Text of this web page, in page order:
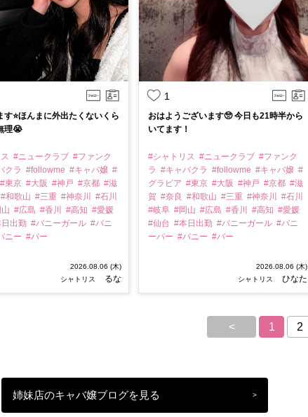
す⭐️ほんまに外出たくないくら
理😭
#ニュークラブ #ファンク
クラ #followme #キャバ嬢 #
#東京 #大阪 #神戸 #京都 #滋
#和歌山 #三重 #神奈川
#石川
#広島 #香川 #高知 #愛媛
出勤 #バニーガール #バニ
ニー #バー
2026.08.06 (木)
シャトリス
るな
1
おはようございます🥺 今日も21時半から
いてます！
#シャトリス #ニュークラブ #ファンク
ラ #キャバクラ #followme #キャバ嬢 #
グラビア #東京 #大阪 #神戸 #京都 #滋
賀 #奈良 #和歌山 #三重 #神奈川
#石川
#岐阜 #岡山 #広島 #香川 #高知 #愛媛
#仙台 #本日出勤 #バニーガール #バニ
ーバー #バニー #バー
2026.08.06 (木)
シャトリス
ひなた
< 1 2
姉妹店のキャバ嬢ブログを見る >